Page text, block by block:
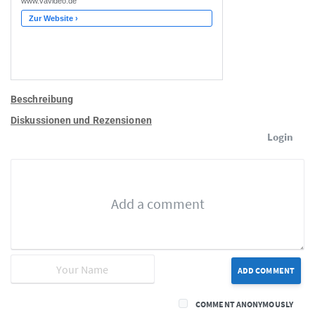
Beschreibung
Diskussionen und Rezensionen
Login
ADD COMMENT
COMMENT ANONYMOUSLY